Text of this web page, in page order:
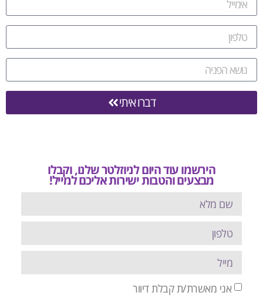
דברו איתי
הירשמו עוד היום לניוזלטר שלנו, וקבלו
מבצעים והטבות ישירות אליכם למייל!
אני מאשרת/ת קבלת דיוור